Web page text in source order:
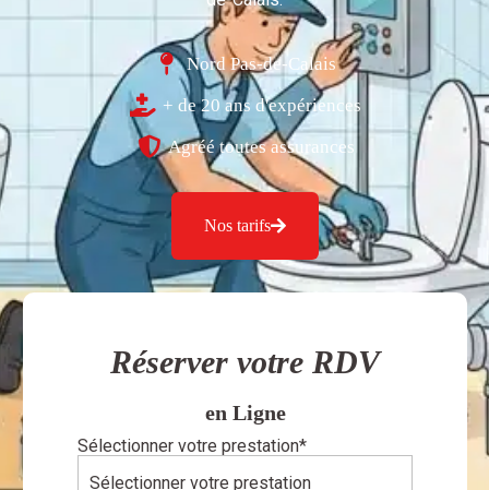
Nord Pas-de-Calais
+ de 20 ans d'expériences
Agréé toutes assurances
Nos tarifs
Réserver votre RDV
en Ligne
Sélectionner votre prestation*